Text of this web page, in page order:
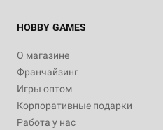
HOBBY GAMES
О магазине
Франчайзинг
Игры оптом
Корпоративные подарки
Работа у нас